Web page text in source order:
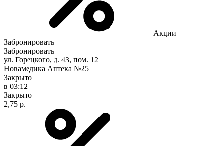
Акции
Забронировать
Забронировать
ул. Горецкого, д. 43, пом. 12
Новамедика Аптека №25
Закрыто
в 03:12
Закрыто
2,75 р.